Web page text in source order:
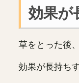
効果が
草をとった後
効果が長持ち